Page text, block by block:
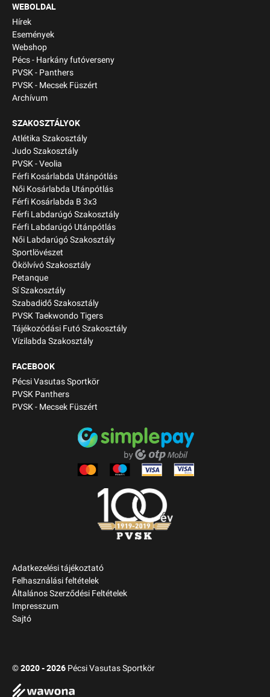
WEBOLDAL
Hírek
Események
Webshop
Pécs - Harkány futóverseny
PVSK - Panthers
PVSK - Mecsek Füszért
Archívum
SZAKOSZTÁLYOK
Atlétika Szakosztály
Judo Szakosztály
PVSK - Veolia
Férfi Kosárlabda Utánpótlás
Női Kosárlabda Utánpótlás
Férfi Kosárlabda B 3x3
Férfi Labdarúgó Szakosztály
Férfi Labdarúgó Utánpótlás
Női Labdarúgó Szakosztály
Sportlövészet
Ökölvívó Szakosztály
Petanque
Sí Szakosztály
Szabadidő Szakosztály
PVSK Taekwondo Tigers
Tájékozódási Futó Szakosztály
Vízilabda Szakosztály
FACEBOOK
Pécsi Vasutas Sportkör
PVSK Panthers
PVSK - Mecsek Füszért
Adatkezelési tájékoztató
Felhasználási feltételek
Általános Szerződési Feltételek
Impresszum
Sajtó
©2020 - 2026 Pécsi Vasutas Sportkör